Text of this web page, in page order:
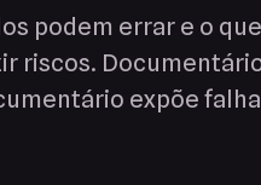
podem errar e o que
riscos.
expõe